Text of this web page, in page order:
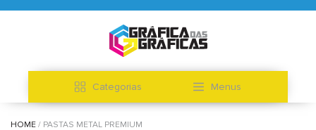
Categorias Menus
HOME PASTAS METAL PREMIUM